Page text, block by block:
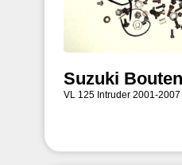
Suzuki
VL 125 Intruder 2001-2007